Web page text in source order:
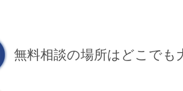
無料相談の場所はどこでも